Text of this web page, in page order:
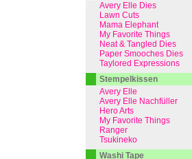
Avery Elle Dies
Lawn Cuts
Mama Elephant
My Favorite Things
Neat & Tangled Dies
Paper Smooches Dies
Taylored Expressions
Stempelkissen
Avery Elle
Avery Elle Nachfüller
Hero Arts
My Favorite Things
Ranger
Tsukineko
Washi Tape